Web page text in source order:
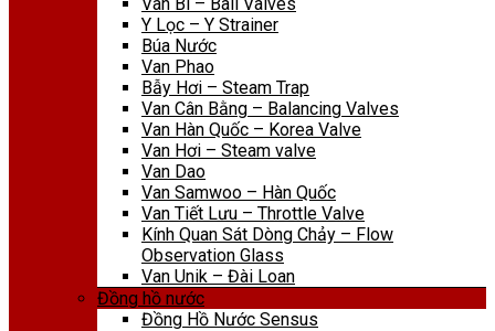
Y Lọc – Y Strainer
Búa Nước
Van Phao
Bẫy Hơi – Steam Trap
Van Cân Bằng – Balancing Valves
Van Hàn Quốc – Korea Valve
Van Hơi – Steam valve
Van Dao
Van Samwoo – Hàn Quốc
Van Tiết Lưu – Throttle Valve
Kính Quan Sát Dòng Chảy – Flow
Observation Glass
Van Unik – Đài Loan
Đồng hồ nước
Đồng Hồ Nước Sensus